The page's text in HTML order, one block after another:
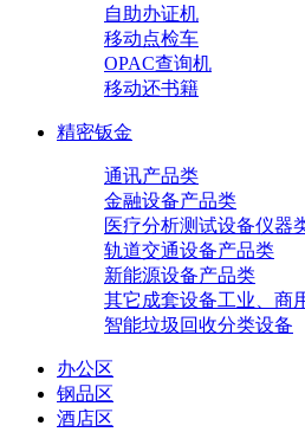
自助办证机
移动点检车
OPAC查询机
移动还书籍
精密钣金
通讯产品类
金融设备产品类
医疗分析测试设备仪器
轨道交通设备产品类
新能源设备产品类
其它成套设备工业、商
智能垃圾回收分类设备
办公区
钢品区
酒店区